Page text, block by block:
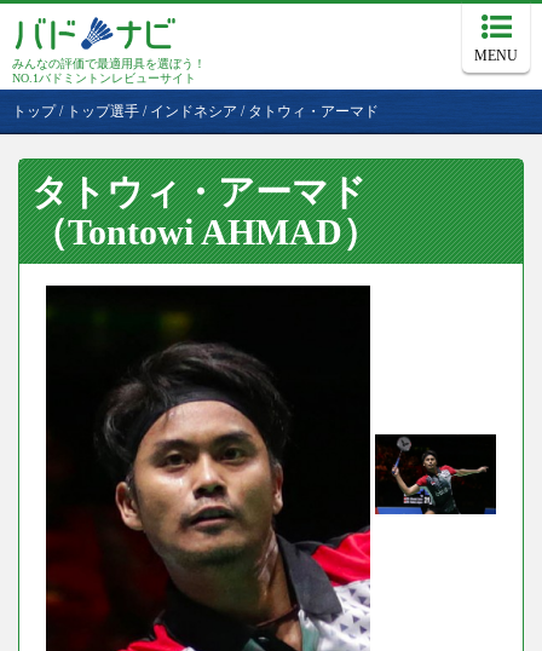
みんなの評価で最適用具を選ぼう！
NO.1バドミントンレビューサイト
MENU
トップ/ トップ選手 / インドネシア / タトウィ・アーマド
タトウィ・アーマド
（Tontowi AHMAD）